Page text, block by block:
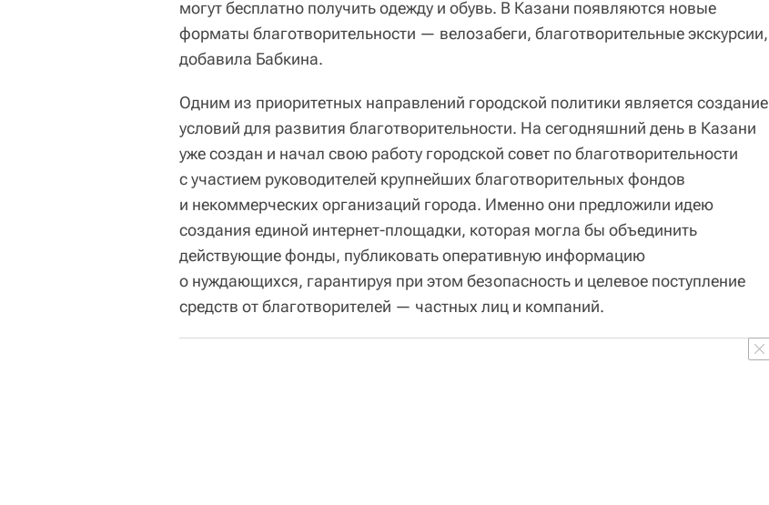
могут бесплатно получить одежду и обувь. В Казани появляются новые
форматы благотворительности — велозабеги, благотворительные экскурсии,
добавила Бабкина.
Одним из приоритетных направлений городской политики является создание
условий для развития благотворительности. На сегодняшний день в Казани
уже создан и начал свою работу городской совет по благотворительности
с участием руководителей крупнейших благотворительных фондов
и некоммерческих организаций города. Именно они предложили идею
создания единой интернет-площадки, которая могла бы объединить
действующие фонды, публиковать оперативную информацию
о нуждающихся, гарантируя при этом безопасность и целевое поступление
средств от благотворителей — частных лиц и компаний.